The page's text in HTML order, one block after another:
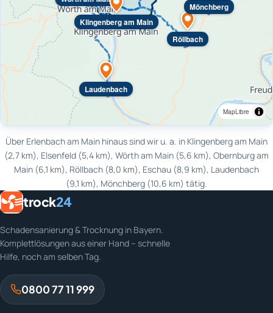
Klingenberg am Main
Laudenbach
Röllbach
Mönchberg
MapLibre
Über Erlenbach am Main hinaus sind wir u. a. in Klingenberg am Main
(2,7 km), Elsenfeld (5,4 km), Wörth am Main (5,6 km), Obernburg am
Main (6,1 km), Röllbach (8,0 km), Eschau (8,9 km), Laudenbach
(9,1 km), Mönchberg (10,6 km) tätig.
trock24
Schadensanierung & Trocknung in Bayern.
Komplettlösungen aus einer Hand – schnelle
Hilfe, noch am selben Tag.
0800 77 11 999